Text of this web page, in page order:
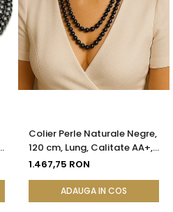
Colier Perle Naturale Negre,
120 cm, Lung, Calitate AA+,
Argint 925 | KASKADDA®
1.467,75 RON
ADAUGA IN COS